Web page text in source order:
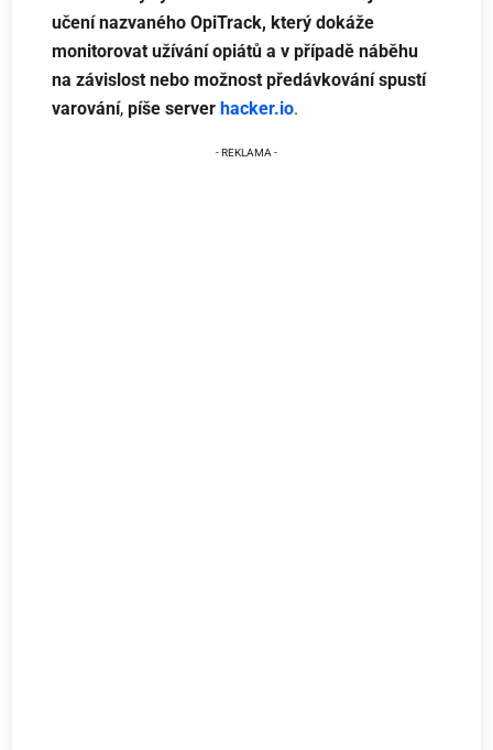
učení nazvaného OpiTrack, který dokáže
monitorovat užívání opiátů a v případě náběhu
na závislost nebo možnost předávkování spustí
varování,píše serverhacker.io.